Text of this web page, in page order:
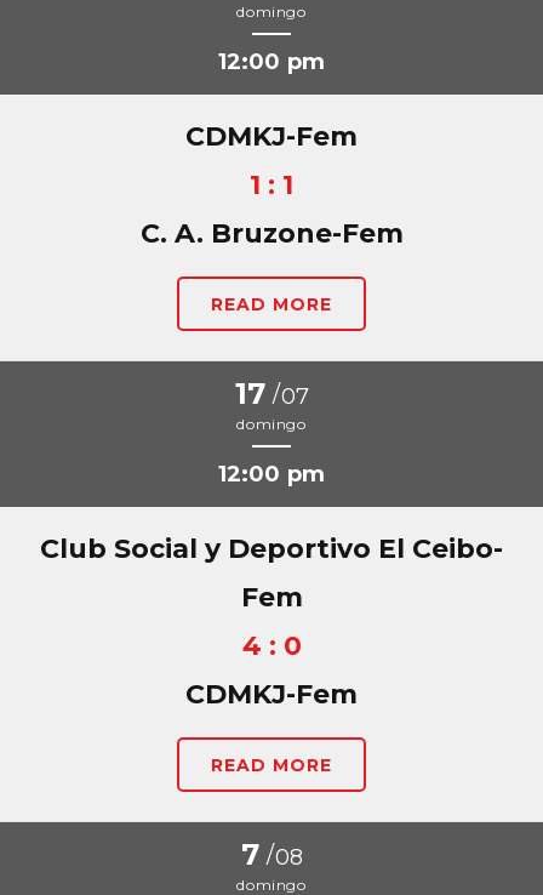
domingo
12:00 pm
CDMKJ-Fem
1 : 1
C. A. Bruzone-Fem
READ MORE
17 /07
domingo
12:00 pm
Club Social y Deportivo El Ceibo-
Fem
4 : 0
CDMKJ-Fem
READ MORE
7 /08
domingo